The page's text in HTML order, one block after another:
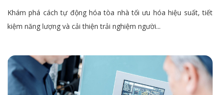
Khám phá cách tự động hóa tòa nhà tối ưu hóa hiệu suất, tiết
kiệm năng lượng và cải thiện trải nghiệm người...